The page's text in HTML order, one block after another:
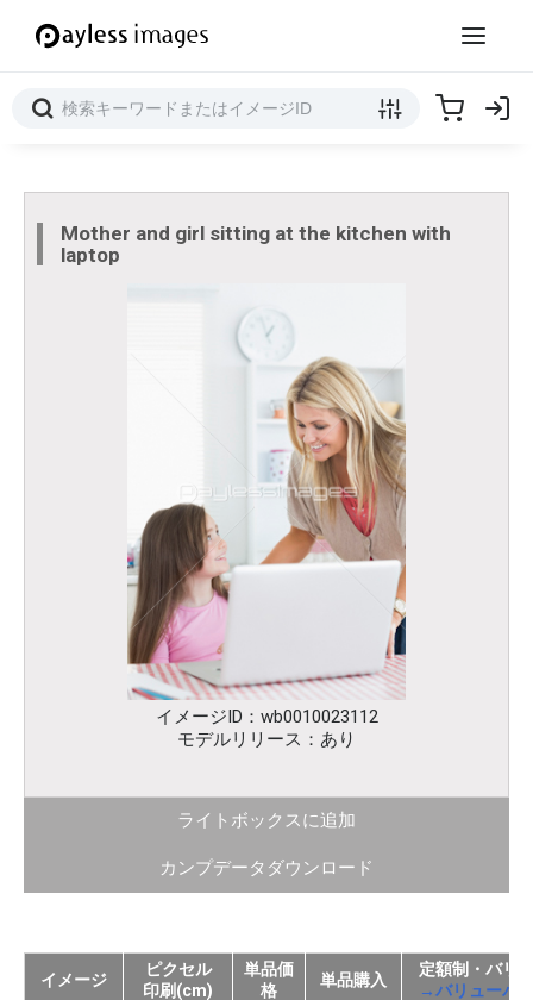
Mother and girl sitting at the kitchen with
laptop
イメージID：wb0010023112
モデルリリース：あり
ライトボックスに追加
カンプデータダウンロード
イメージ
ピクセル
印刷(cm)
単品価
格
単品購入
定額制・バリ
→バリューパ